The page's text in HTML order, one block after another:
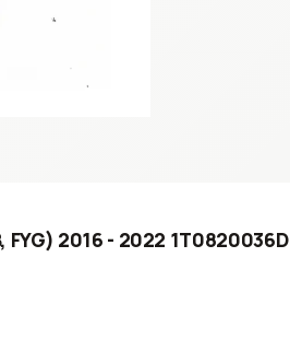
FYG) 2016 - 2022 1T0820036D